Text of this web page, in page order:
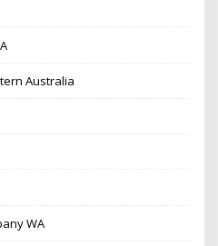
Australia
WA